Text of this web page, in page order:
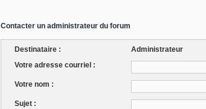
Contacter un administrateur du forum
Destinataire :
Administrateur
Votre adresse courriel :
Votre nom :
Sujet :